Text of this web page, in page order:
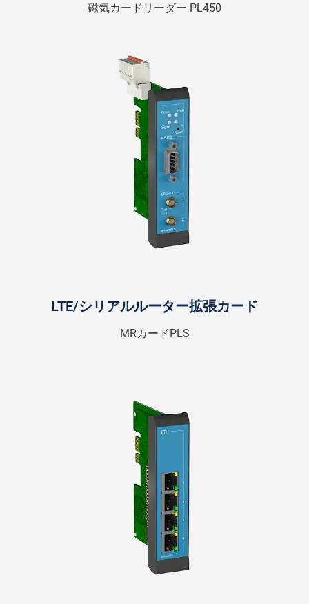
磁気カードリーダー PL450
LTE/シリアルルーター拡張カード
MRカードPLS